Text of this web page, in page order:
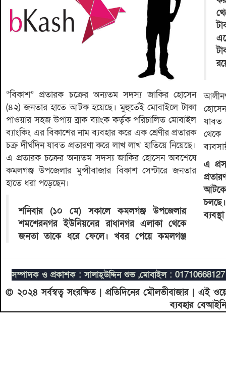
“বিকাশ” প্রতারক চক্রের অন্যতম সদস্য জাকির হোসেন
(৪২) জনতার হাতে আটক হয়েছে। মুহুর্তেই মোবাইলে টাকা
পাওয়ার সহজ উপায় ব্রাক ব্যাংক কর্তৃক পরিচালিত মোবাইল
ব্যাংকিং এর বিকাশের নাম ব্যবহার করে এক শ্রেণীর প্রতারক
চক্র দীর্ঘদিন যাবত প্রতারণা করে লাখ লাখ হাতিয়ে নিয়েছে।
এ প্রতারক চক্রের অন্যতম সদস্য জাকির হোসেন অবশেষে
কমলগঞ্জ উপজেলার মুন্সীবাজার বিকাশ সেন্টারে জনতার
হাতে ধরা পড়েছেন।
শনিবার (১০ মে) সকালে কমলগঞ্জ উপজেলার
শমশেরনগর ইউনিয়নের রাধানগর এলাকা থেকে
জনতা তাকে ধরে ফেলে। খবর পেয়ে কমলগঞ্জ
যাবত
এ
সম্পাদক ও প্রকাশক : সালাহ্উদ্দিন শুভ ,মোবাইল :
© ২০২৪ সর্বস্বত্ব সংরক্ষিত | প্রতিদিনের মৌলভীবাজার | এই
ব্যবহার